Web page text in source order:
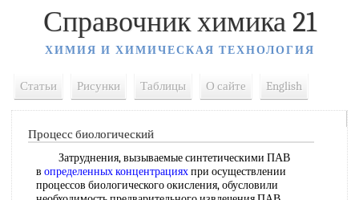
Справочник химика 21
ХИМИЯ И ХИМИЧЕСКАЯ ТЕХНОЛОГИЯ
Статьи Рисунки Таблицы О сайте English
Процесс биологический
Затруднения, вызываемые синтетическими ПАВ
в определенных концентрацияхпри осуществлении
процессов биологического окисления, обусловили